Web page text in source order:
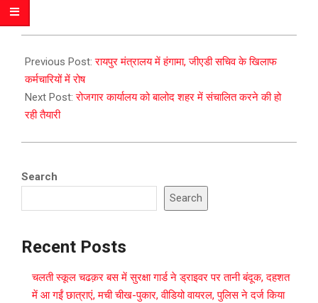
12-
06
Previous Post:रायपुर मंत्रालय में हंगामा, जीएडी सचिव के खिलाफ
कर्मचारियों में रोष
Next Post:रोजगार कार्यालय को बालोद शहर में संचालित करने की हो
रही तैयारी
Search
Search
Recent Posts
चलती स्कूल चढक़र बस में सुरक्षा गार्ड ने ड्राइवर पर तानी बंदूक, दहशत
में आ गईं छात्राएं, मची चीख-पुकार, वीडियो वायरल, पुलिस ने दर्ज किया